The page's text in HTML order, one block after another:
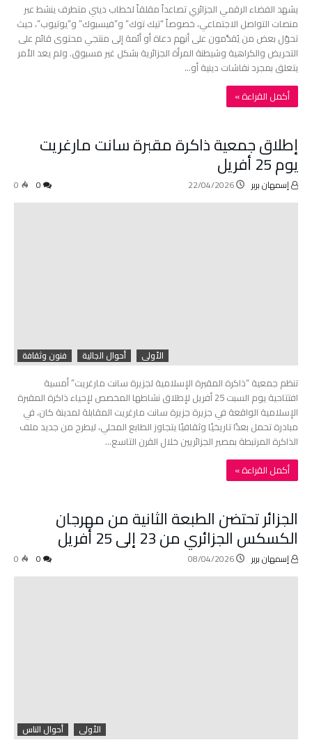
يشهد الفضاء الرقمي الجزائري تصاعداً مقلقاً لخطاب ديني متطرف ينشط عبر
منصات التواصل الاجتماعي، خصوصاً “تيك توك” و”فيسبوك” و”يوتيوب”، حيث
تحوّل بعض من يُقدَّمون على أنهم دعاة أو أئمة إلى منتجي محتوى قائم على
التحريض والكراهية وشيطنة المرأة الجزائرية بشكل غير مسبوق. ولم يعد الأمر
يتعلق بمجرد نقاشات دينية أو…
‫أكمل القراءة »‬
إطلاق جمعية ذاكرة مقبرة سانت مارغريت
يوم 25 أفريل
إسمهان بربر 22/04/2026
0
الأولى أحوال الجالية فنون وثقافة
تنظم جمعية “ذاكرة المقبرة الإسلامية لجزيرة سانت مارغريت” أمسية
افتتاحية يوم السبت 25 أفريل لإطلاق نشاطها المخصص لإحياء ذاكرة المقبرة
الإسلامية الواقعة في جزيرة جزيرة سانت مارغريت المقابلة لمدينة كان، في
مبادرة تحمل بعدًا تاريخيًا وثقافيًا يتجاوز الطابع المحلي، ليطرح من جديد ملف
الذاكرة المرتبطة بمصير الجزائريين خلال القرن التاسع…
‫أكمل القراءة »‬
الجزائر تحتضن الطبعة الثانية من مهرجان
الكسكس الجزائري من 23 إلى 25 أفريل
إسمهان بربر 08/04/2026
0
الأولى أحوال الناس